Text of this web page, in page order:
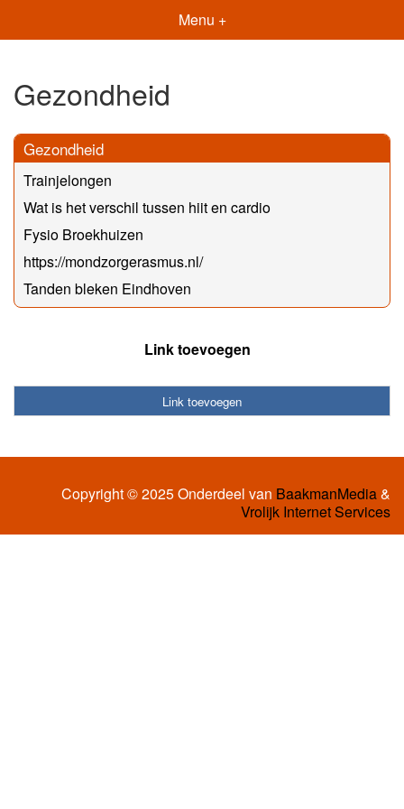
Menu +
Gezondheid
Gezondheid
Trainjelongen
Wat is het verschil tussen hiit en cardio
Fysio Broekhuizen
https://mondzorgerasmus.nl/
Tanden bleken Eindhoven
Link toevoegen
Link toevoegen
Copyright © 2025 Onderdeel van BaakmanMedia&
Vrolijk Internet Services